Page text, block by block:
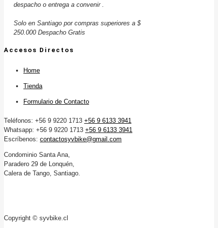
despacho o entrega a convenir .
Solo en Santiago por compras superiores a $
250.000 Despacho Gratis
Accesos Directos
Home
Tienda
Formulario de Contacto
Teléfonos: +56 9 9220 1713 +56 9 6133 3941
Whatsapp: +56 9 9220 1713 +56 9 6133 3941
Escríbenos: contactosyvbike@gmail.com
Condominio Santa Ana,
Paradero 29 de Lonquén,
Calera de Tango, Santiago.
Copyright © syvbike.cl